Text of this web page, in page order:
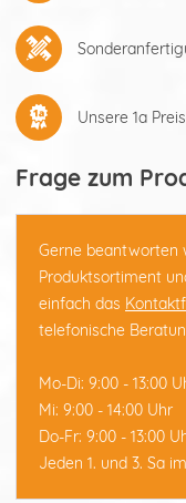
Unsere 1a
Frage zum
Gerne beantworten
Produktsortiment
einfach das
telefonische
Mo-Di: 9:00 - 13:00
Mi: 9:00 - 14:00 Uhr
Do-Fr: 9:00 - 13:00
Jeden 1. und 3. Sa